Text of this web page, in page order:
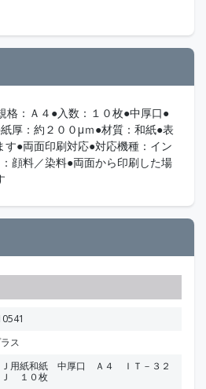
格：Ａ４●入数：１０枚●中厚口●
厚：約２００μｍ●材質：和紙●表
す●両面印刷対応●対応機種：イン
顔料／染料●両面から印刷した場
ス
Ｊ用紙和紙 中厚口 Ａ４ ＩＴ－３２
Ｊ １０枚